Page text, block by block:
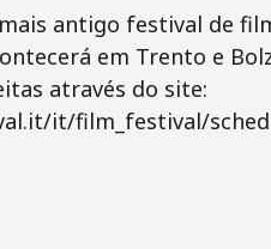
antigo festival de
em Trento e
através do site:
it/film_festival/